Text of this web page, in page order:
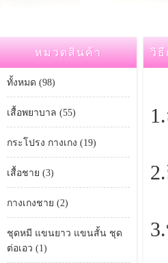
หมวดสินค้า
ทั้งหมด (98)
เสื้อพยาบาล (55)
กระโปรง กางเกง (19)
เสื้อชาย (3)
กางเกงชาย (2)
ชุดหมี แขนยาว แขนสั้น ชุด
ต่อเอว (1)
วิธี